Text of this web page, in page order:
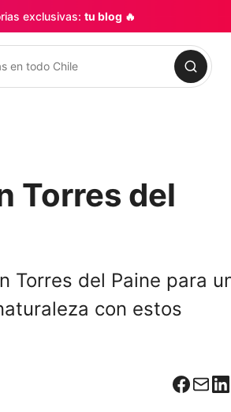
exclusivas: tu blog 🔥
Torres del
Torres del Paine para
con estos